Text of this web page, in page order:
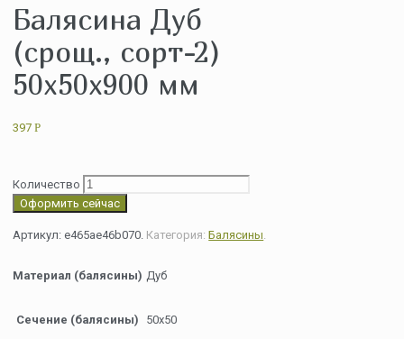
Балясина Дуб
(срощ., сорт-2)
50х50х900 мм
397Р
Количество
Оформить сейчас
Артикул:e465ae46b070. Категория:Балясины.
Материал (балясины) Дуб
Сечение (балясины) 50х50